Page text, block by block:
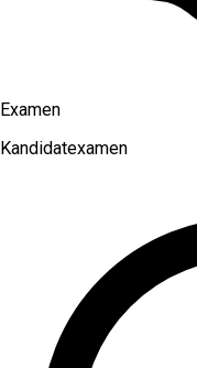
Examen
Kandidatexamen